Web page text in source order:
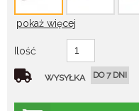
pokaż więcej
Ilość
WYSYŁKA DO 7 DNI